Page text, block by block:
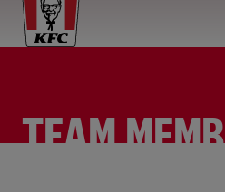
TEAM